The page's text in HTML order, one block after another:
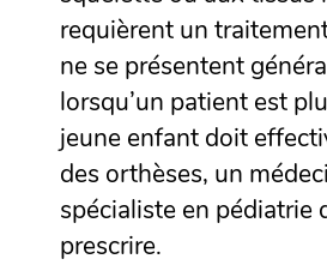
requièrent un
ne se présentent
lorsqu’un patient est
jeune enfant doit
des orthèses, un
spécialiste en pédiatrie
prescrire.